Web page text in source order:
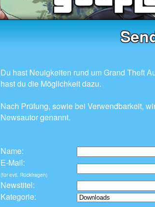
Du hast Neuigkeiten rund um Grand Theft
hast du die Möglichkeit dazu.
Nach Prüfung, sowie bei Verwendbarkeit,
Newsautor genannt.
Name:
E-Mail:
(für evtl. Rückfragen)
Newstitel:
Kategorie: